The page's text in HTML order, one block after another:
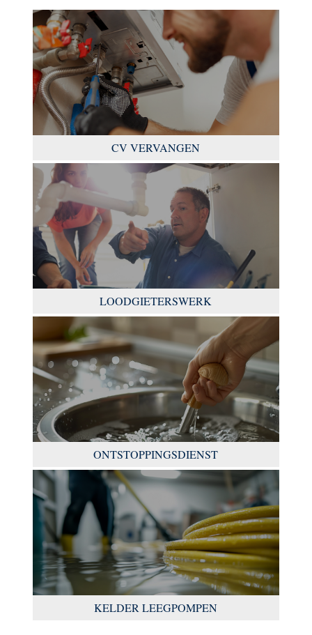
CV VERVANGEN
LOODGIETERSWERK
ONTSTOPPINGSDIENST
KELDER LEEGPOMPEN